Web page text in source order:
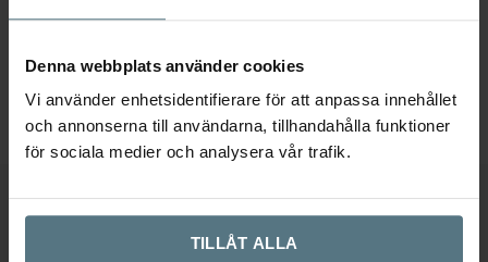
Denna webbplats använder cookies
Vi använder enhetsidentifierare för att anpassa innehållet
och annonserna till användarna, tillhandahålla funktioner
för sociala medier och analysera vår trafik.
TILLÅT ALLA
1 295krDet
ursprungliga
priset
var:
1
295 kr.
1 165
nuvarande
priset
är:
1
165 kr.
Lägg till i varukorg
Ytterligare information